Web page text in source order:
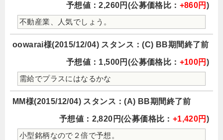
予想値：2,260円(公募価格比： +860円 )
不動産業、人気でしょう。
oowarai様(2015/12/04) スタンス：(C) BB期間終了前
予想値：1,500円(公募価格比： +100円 )
需給でプラスにはなるかな
MM様(2015/12/04) スタンス：(A) BB期間終了前
予想値：2,820円(公募価格比： +1,420円 )
小型銘柄なので２倍で予想。